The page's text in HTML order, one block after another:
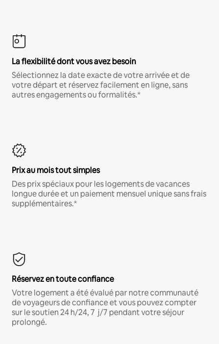
La flexibilité dont vous avez besoin
Sélectionnez la date exacte de votre arrivée et de
votre départ et réservez facilement en ligne, sans
autres engagements ou formalités.*
Prix au mois tout simples
Des prix spéciaux pour les logements de vacances
longue durée et un paiement mensuel unique sans frais
supplémentaires.*
Réservez en toute confiance
Votre logement a été évalué par notre communauté
de voyageurs de confiance et vous pouvez compter
sur le soutien 24 h/24, 7 j/7 pendant votre séjour
prolongé.